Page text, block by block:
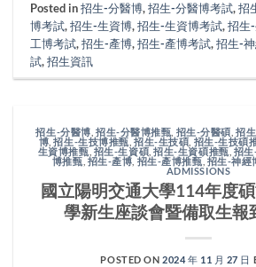
Posted in招生-分醫博,招生-分醫博考試,招
博考試,招生-生資博,招生-生資博考試,招生
工博考試,招生-產博,招生-產博考試,招生-
試,招生資訊
招生-分醫博 招生-分醫博推甄 招生-分醫碩 ,招
博 ,招生-生技博推甄 ,招生-生技碩 招生-生技碩
生資博推甄, 招生-生資碩 ,招生-生資碩推甄, 招
博推甄,招生-產博 ,招生-產博推甄, 招生-神經
ADMISSIONS
國立陽明交通大學114年度
學新生座談會暨備取生報
POSTED ON2024 年 11 月 27 日